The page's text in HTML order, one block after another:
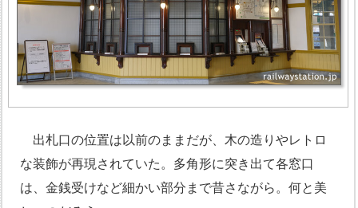
出札口の位置は以前のままだが、木の造りやレトロ
な装飾が再現されていた。多角形に突き出て各窓口
は、金銭受けなど細かい部分まで昔さながら。何と美